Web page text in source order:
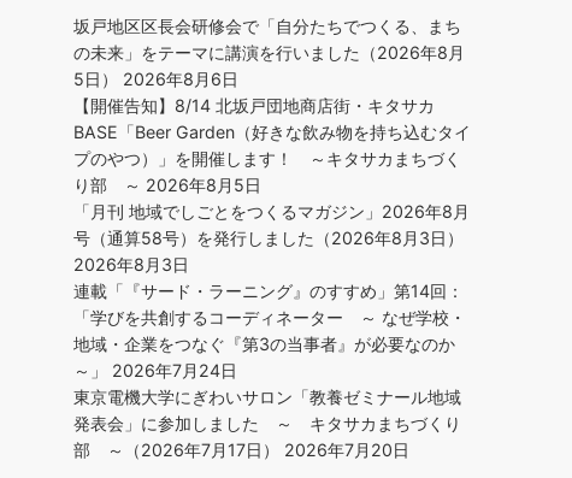
坂戸地区区長会研修会で「自分たちでつくる、まち
の未来」をテーマに講演を行いました（2026年8月
5日）
2026年8月6日
【開催告知】8/14 北坂戸団地商店街・キタサカ
BASE「Beer Garden（好きな飲み物を持ち込むタイ
プのやつ）」を開催します！ ～キタサカまちづく
り部 ～ 2026年8月5日
「月刊 地域でしごとをつくるマガジン」2026年8月
号（通算58号）を発行しました（2026年8月3日）
2026年8月3日
連載「『サード・ラーニング』のすすめ」第14回：
「学びを共創するコーディネーター ～ なぜ学校・
地域・企業をつなぐ『第3の当事者』が必要なのか
～」
2026年7月24日
東京電機大学にぎわいサロン「教養ゼミナール地域
発表会」に参加しました ～ キタサカまちづくり
部 ～（2026年7月17日）
2026年7月20日